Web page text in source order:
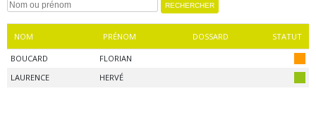
NOM PRÉNOM DOSSARD STATUT
BOUCARD
FLORIAN
LAURENCE
HERVÉ